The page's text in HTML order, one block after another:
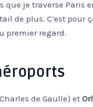
que je traverse Paris
de plus. C’est pour
premier regard.
de Gaulle) et